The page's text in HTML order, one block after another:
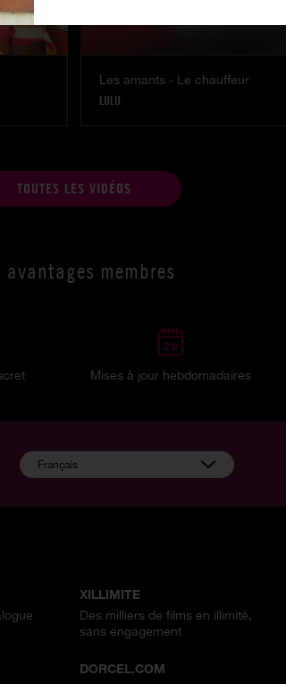
Les amants - Le chauffeur
LULU
TOUTES LES VIDÉOS
avantages membres
Mises à jour hebdomadaires
Français
XILLIMITE
Des milliers de films en illimité,
sans engagement
DORCEL.COM